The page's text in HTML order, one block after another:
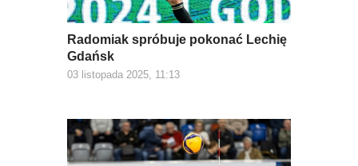
Radomiak spróbuje pokonać Lechię
Gdańsk
03 listopada 2025, 11:13